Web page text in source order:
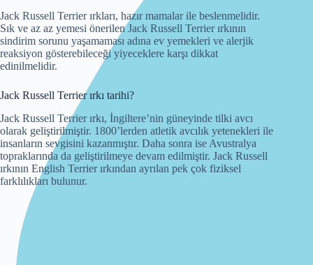
Jack Russell Terrier ırkları, hazır mamalar ile beslenmelidir.
Sık ve az az yemesi önerilen Jack Russell Terrier ırkının
sindirim sorunu yaşamaması adına ev yemekleri ve alerjik
reaksiyon gösterebileceği yiyeceklere karşı dikkat
edinilmelidir.
Jack Russell Terrier ırkı tarihi?
Jack Russell Terrier ırkı, İngiltere’nin güneyinde tilki avcı
olarak geliştirilmiştir. 1800’lerden atletik avcılık yetenekleri ile
insanların sevgisini kazanmıştır. Daha sonra ise Avustralya
topraklarında da geliştirilmeye devam edilmiştir. Jack Russell
ırkının English Terrier ırkından ayrılan pek çok fiziksel
farklılıkları bulunur.